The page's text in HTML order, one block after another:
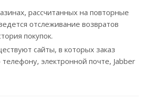
рассчитанных на повторные
отслеживание возвратов
покупок.
сайты, в которых заказ
электронной почте, Jabber